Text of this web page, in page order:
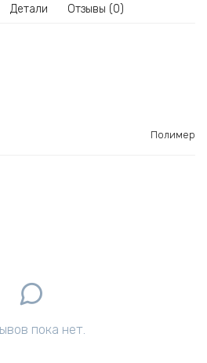
Детали Отзывы (0)
Полимер
пока нет.